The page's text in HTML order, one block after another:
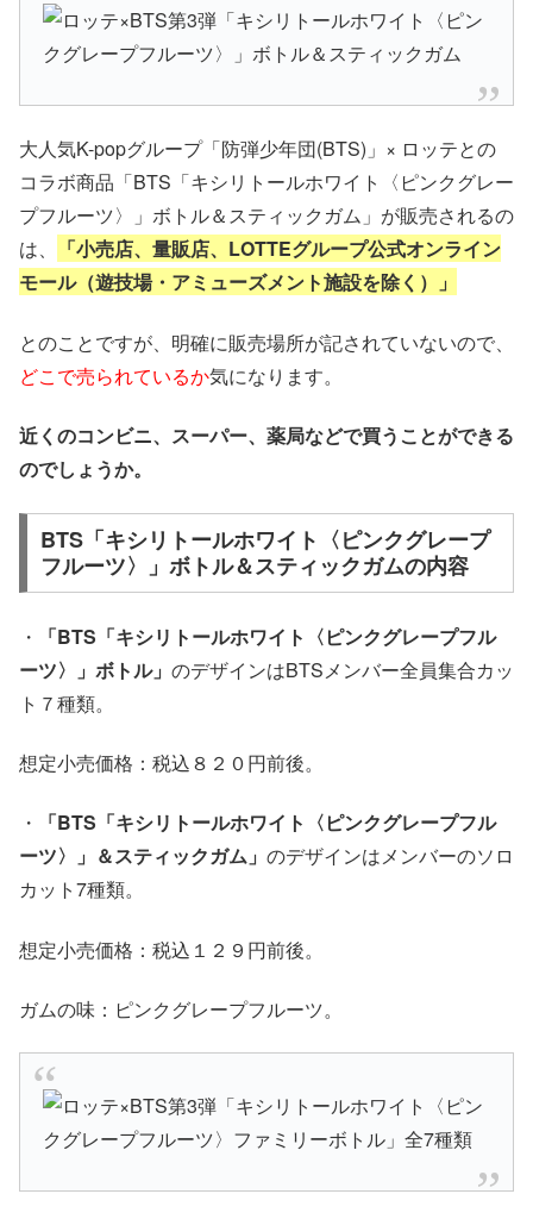
大人気K-popグループ「防弾少年団(BTS)」× ロッテとの
コラボ商品「BTS「キシリトールホワイト〈ピンクグレー
プフルーツ〉」ボトル＆スティックガム」が販売されるの
は、
「小売店、量販店、LOTTEグループ公式オンライン
モール（遊技場・アミューズメント施設を除く）」
とのことですが、明確に販売場所が記されていないので、
どこで売られているか気になります。
近くのコンビニ、スーパー、薬局などで買うことができる
のでしょうか。
BTS「キシリトールホワイト〈ピンクグレープ
フルーツ〉」ボトル＆スティックガムの内容
・
「BTS「キシリトールホワイト〈ピンクグレープフル
ーツ〉」ボトル」 のデザインはBTSメンバー全員集合カッ
ト７種類。
想定小売価格：税込８２０円前後。
・
「BTS「キシリトールホワイト〈ピンクグレープフル
ーツ〉」＆スティックガム」 のデザインはメンバーのソロ
カット7種類。
想定小売価格：税込１２９円前後。
ガムの味：ピンクグレープフルーツ。